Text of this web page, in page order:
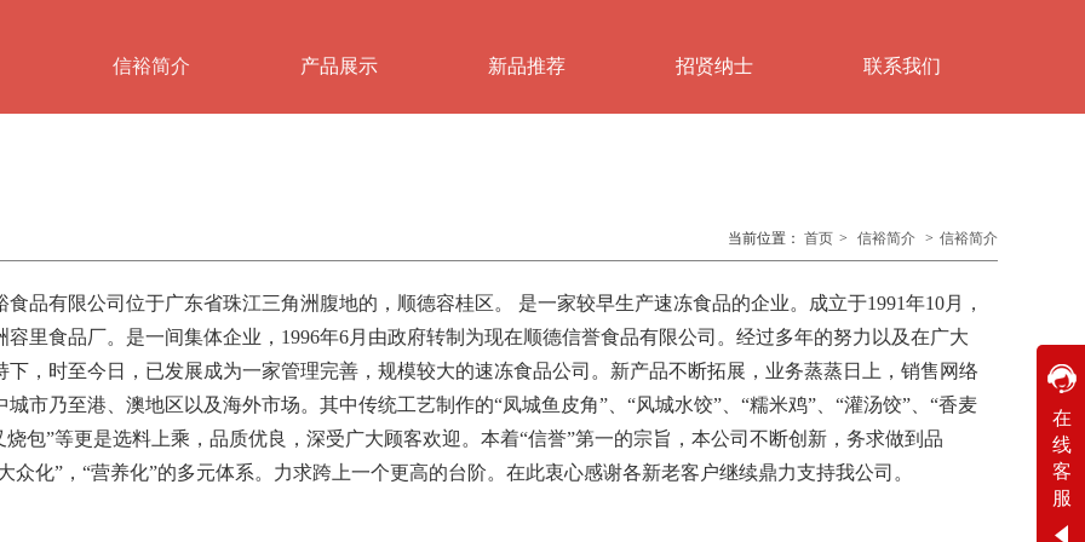
在
线
客
服
在线客服
工作时间
信裕简介 产品展示 新品推荐 招贤纳士 联系我们
当前位置： 首页 > 信裕简介 > 信裕简介
有限公司位于广东省珠江三角洲腹地的，顺德容桂区。 是一家较早生产速冻食品的企业。成立于1991年10月，
容里食品厂。是一间集体企业，1996年6月由政府转制为现在顺德信誉食品有限公司。经过多年的努力以及在广大
下，时至今日，已发展成为一家管理完善，规模较大的速冻食品公司。新产品不断拓展，业务蒸蒸日上，销售网络
城市乃至港、澳地区以及海外市场。其中传统工艺制作的“凤城鱼皮角”、“风城水饺”、“糯米鸡”、“灌汤饺”、“香麦
烧包”等更是选料上乘，品质优良，深受广大顾客欢迎。本着“信誉”第一的宗旨，本公司不断创新，务求做到品
众化”，“营养化”的多元体系。力求跨上一个更高的台阶。在此衷心感谢各新老客户继续鼎力支持我公司。